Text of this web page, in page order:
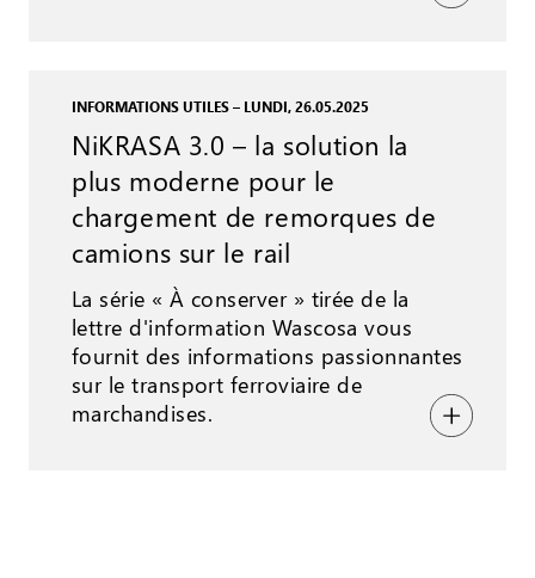
INFORMATIONS UTILES – LUNDI, 26.05.2025
NiKRASA 3.0 – la solution la
plus moderne pour le
chargement de remorques de
camions sur le rail
La série « À conserver » tirée de la
lettre d'information Wascosa vous
fournit des informations passionnantes
sur le transport ferroviaire de
marchandises.